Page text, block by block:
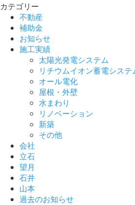
カテゴリー
不動産
補助金
お知らせ
施工実績
太陽光発電システム
リチウムイオン蓄電システ
オール電化
屋根・外壁
水まわり
リノベーション
新築
その他
会社
立石
望月
石井
山本
過去のお知らせ